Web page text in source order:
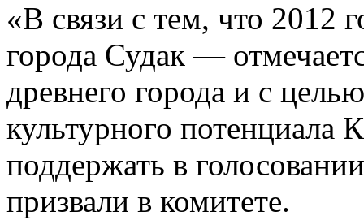
«В связи с тем, что 2012
города Судак —
древнего города и с
культурного потенциала
поддержать в
призвали в комитете.